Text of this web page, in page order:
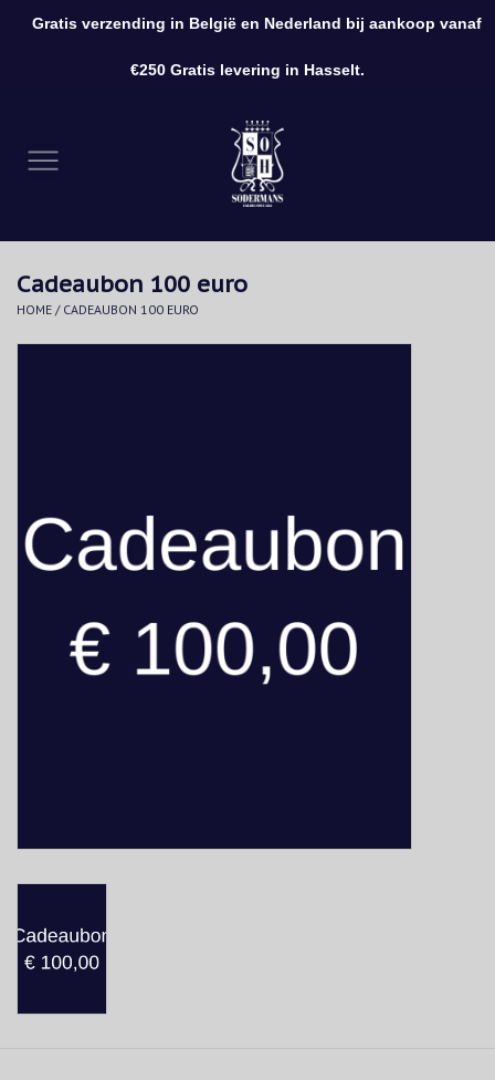
Kleding
Accessoires
Cadeaubon 100 euro
HOME / CADEAUBON 100 EURO
Gratis verzending in België en Nederland bij aankoop vanaf
€250 Gratis levering in Hasselt.